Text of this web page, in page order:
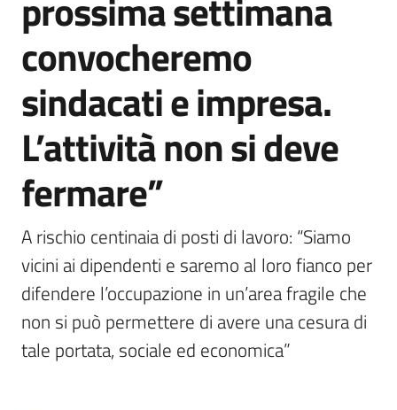
prossima settimana
convocheremo
sindacati e impresa.
L’attività non si deve
fermare”
A rischio centinaia di posti di lavoro: “Siamo
vicini ai dipendenti e saremo al loro fianco per
difendere l’occupazione in un’area fragile che
non si può permettere di avere una cesura di
tale portata, sociale ed economica”